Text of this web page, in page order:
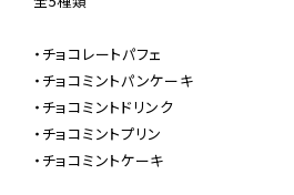
・チョコレートパフェ
・チョコミントパンケーキ
・チョコミントドリンク
・チョコミントプリン
・チョコミントケーキ